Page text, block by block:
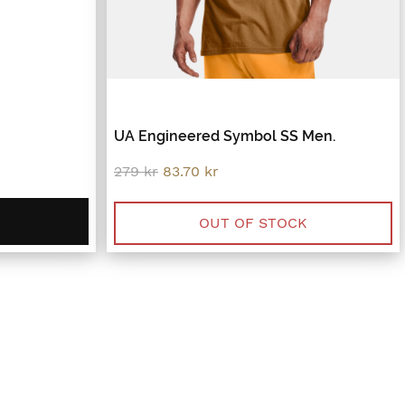
UA Engineered Symbol SS Men.
279kr Original
was:
279 kr.
83.70 kr
is:
83.70 kr.
OUT OF STOCK